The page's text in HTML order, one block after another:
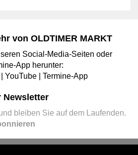
von OLDTIMER MARKT
Social-Media-Seiten oder
App herunter:
YouTube Termine-App
Newsletter
bleiben Sie auf dem Laufenden.